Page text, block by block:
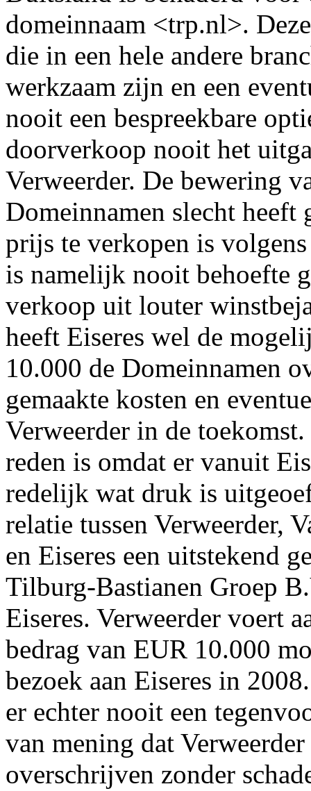
domeinnaam <trp.nl>.
die in een hele andere
werkzaam zijn en een
nooit een bespreekbare
doorverkoop nooit het
Verweerder. De bewering
Domeinnamen slecht heeft
prijs te verkopen is
is namelijk nooit behoefte
verkoop uit louter
heeft Eiseres wel de
10.000 de Domeinnamen
gemaakte kosten en
Verweerder in de
reden is omdat er vanuit
redelijk wat druk is
relatie tussen Verweerder,
en Eiseres een uitstekend
Tilburg-Bastianen Groep
Eiseres. Verweerder voert
bedrag van EUR 10.000
bezoek aan Eiseres in
er echter nooit een
van mening dat
overschrijven zonder